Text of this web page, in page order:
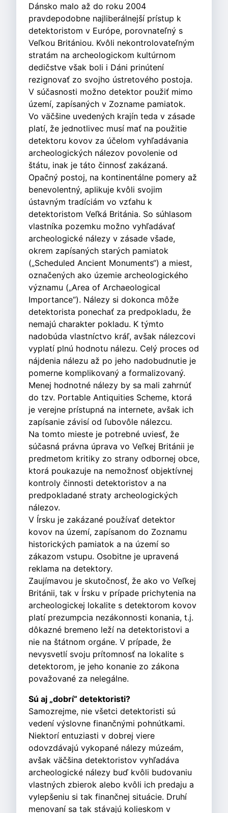
Dánsko malo až do roku 2004
pravdepodobne najliberálnejší prístup k
detektoristom v Európe, porovnateľný s
Veľkou Britániou. Kvôli nekontrolovateľným
stratám na archeologickom kultúrnom
dedičstve však boli i Dáni prinútení
rezignovať zo svojho ústretového postoja.
V súčasnosti možno detektor použiť mimo
území, zapísaných v Zozname pamiatok.
Vo väčšine uvedených krajín teda v zásade
platí, že jednotlivec musí mať na použitie
detektoru kovov za účelom vyhľadávania
archeologických nálezov povolenie od
štátu, inak je táto činnosť zakázaná.
Opačný postoj, na kontinentálne pomery až
benevolentný, aplikuje kvôli svojim
ústavným tradíciám vo vzťahu k
detektoristom Veľká Británia. So súhlasom
vlastníka pozemku možno vyhľadávať
archeologické nálezy v zásade všade,
okrem zapísaných starých pamiatok
(„Scheduled Ancient Monuments“) a miest,
označených ako územie archeologického
významu („Area of Archaeological
Importance“). Nálezy si dokonca môže
detektorista ponechať za predpokladu, že
nemajú charakter pokladu. K týmto
nadobúda vlastníctvo kráľ, avšak nálezcovi
vyplatí plnú hodnotu nálezu. Celý proces od
nájdenia nálezu až po jeho nadobudnutie je
pomerne komplikovaný a formalizovaný.
Menej hodnotné nálezy by sa mali zahrnúť
do tzv. Portable Antiquities Scheme, ktorá
je verejne prístupná na internete, avšak ich
zapísanie závisí od ľubovôle nálezcu.
Na tomto mieste je potrebné uviesť, že
súčasná právna úprava vo Veľkej Británii je
predmetom kritiky zo strany odbornej obce,
ktorá poukazuje na nemožnosť objektívnej
kontroly činnosti detektoristov a na
predpokladané straty archeologických
nálezov.
V Írsku je zakázané používať detektor
kovov na území, zapísanom do Zoznamu
historických pamiatok a na území so
zákazom vstupu. Osobitne je upravená
reklama na detektory.
Zaujímavou je skutočnosť, že ako vo Veľkej
Británii, tak v Írsku v prípade prichytenia na
archeologickej lokalite s detektorom kovov
platí prezumpcia nezákonnosti konania, t.j.
dôkazné bremeno leží na detektoristovi a
nie na štátnom orgáne. V prípade, že
nevysvetlí svoju prítomnosť na lokalite s
detektorom, je jeho konanie zo zákona
považované za nelegálne.
Sú aj „dobrí“ detektoristi?
Samozrejme, nie všetci detektoristi sú
vedení výslovne finančnými pohnútkami.
Niektorí entuziasti v dobrej viere
odovzdávajú vykopané nálezy múzeám,
avšak väčšina detektoristov vyhľadáva
archeologické nálezy buď kvôli budovaniu
vlastných zbierok alebo kvôli ich predaju a
vylepšeniu si tak finančnej situácie. Druhí
menovaní sa tak stávajú kolieskom v